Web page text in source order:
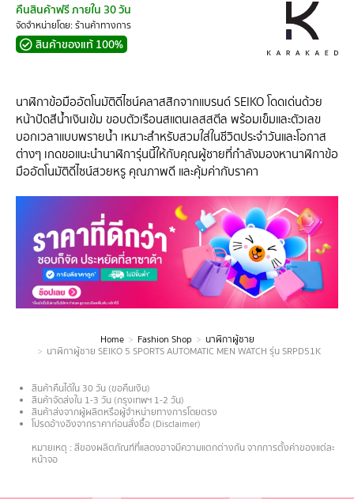
คืนสินค้าฟรี ภายใน 30 วัน
จัดจำหน่ายโดย: ร้านค้าทางการ
สินค้าของแท้ 100%
นาฬิกาข้อมืออัตโนมัติดีไซน์คลาสสิกจากแบรนด์ SEIKO โดดเด่นด้วย
หน้าปัดสีน้ำเงินเข้ม ขอบตัวเรือนสแตนเลสสตีล พร้อมเข็มและตัวเลข
บอกเวลาแบบพรายน้ำ เหมาะสำหรับสวมใส่ในชีวิตประจำวันและโอกาส
ต่างๆ เกดขอแนะนำนาฬิการุ่นนี้ให้กับคุณผู้ชายที่กำลังมองหานาฬิกาข้อ
มืออัตโนมัติดีไซน์สวยหรู คุณภาพดี และคุ้มค่ากับราคา
You are here: Home Fashion Shop
นาฬิกาผู้ชาย
นาฬิกาผู้ชาย SEIKO 5 SPORTS AUTOMATIC MEN WATCH รุ่น SRPD51K
สินค้าคืนได้ใน 30 วัน (ขอคืนเงิน)
สินค้าจัดส่งใน 1-3 วัน (กรุงเทพฯ 1-2 วัน)
สินค้าส่งจากผู้ผลิตหรือผู้จำหน่ายทางการโดยตรง
โปรดอ้างอิงจากราคาก่อนสั่งซื้อ (Disclaimer)
หมายเหตุ : สีของผลิตภัณฑ์ที่แสดงอาจมีความแตกต่างกัน จากการตั้งค่าของแต่ละ
หน้าจอ